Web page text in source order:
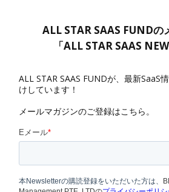
ALL STAR SAAS FUNDの
「ALL STAR SAAS
ALL STAR SAAS FUNDが、最新SaaS
けしています！
メールマガジンのご登録はこちら。